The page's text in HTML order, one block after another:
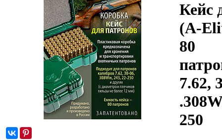
Кейс
(A-
80
7.62,
250